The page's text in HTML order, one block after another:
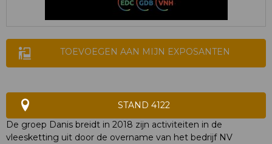
TOEVOEGEN AAN MIJN EXPOSANTEN
STAND 4122
De groep Danis breidt in 2018 zijn activiteiten in de
vleesketting uit door de overname van het bedrijf NV